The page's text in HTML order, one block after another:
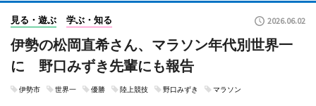
見る・遊ぶ 学ぶ・知る 2026.06.02
伊勢の松岡直希さん、マラソン年代別世界一
に 野口みずき先輩にも報告
伊勢市 世界一 優勝 陸上競技 野口みずき マラソン